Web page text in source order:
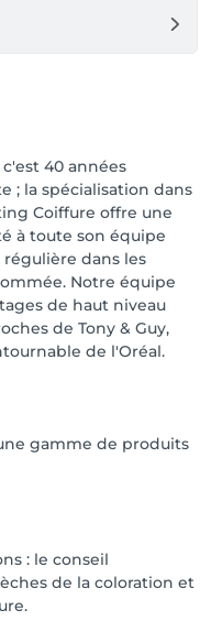
40 années
; la spécialisation dans
Coiffure offre une
à toute son équipe
dans les
Notre équipe
de haut niveau
de Tony & Guy,
de l'Oréal.
gamme de produits
: le conseil
de la coloration et